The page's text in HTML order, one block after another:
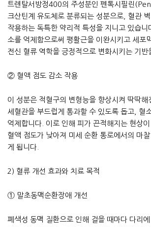
트렌탈서방정400의 주성분인 펜톡시필린
크산틴계 유도체로 분류되는 성분으로, 혈관
작용하는 독특한 약리적 특성을 지니고 있습니
소를 억제함으로써 평활근을 이완시키고 세포
전신 혈류 역학을 긍정적으로 변화시키는 기반
② 혈액 점도 감소 작용
이 성분은 적혈구의 변형능을 향상시켜 딱딱해
세혈관을 부드럽게 통과할 수 있도록 돕고, 혈
억제합니다. 이로 인해 피가 끈적해지는 현상
혈액 점도가 낮아져 미세 순환 통로에서의 마
게 됩니다.
2) 혈류 개선 효과와 치료 목적
① 말초동맥순환장애 개선
폐색성 동맥 질환으로 인해 걸을 때마다 다리